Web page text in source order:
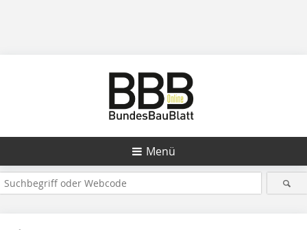
Menü